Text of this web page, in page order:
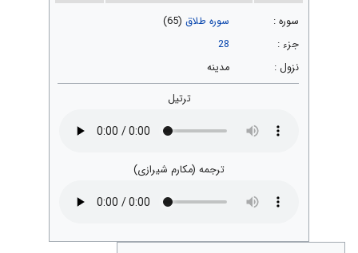
سوره : سوره طلاق (65)
جزء :
28
نزول :
مدینه
ترتیل
ترجمه (مکارم شیرازی)